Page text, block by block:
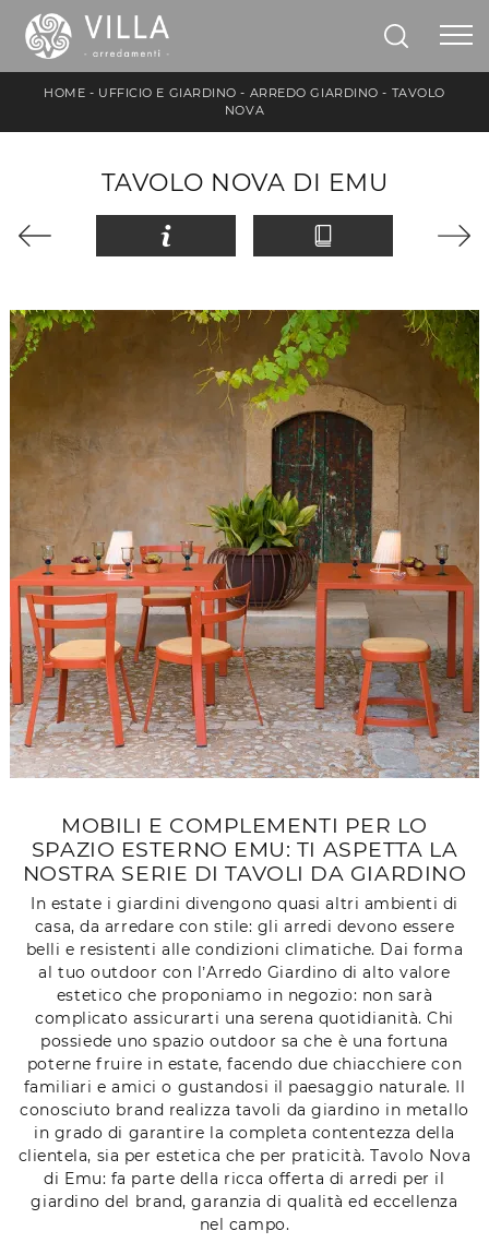
HOME - UFFICIO E GIARDINO - ARREDO GIARDINO - TAVOLO
NOVA
TAVOLO NOVA DI EMU
MOBILI E COMPLEMENTI PER LO
SPAZIO ESTERNO EMU: TI ASPETTA LA
NOSTRA SERIE DI TAVOLI DA GIARDINO
In estate i giardini divengono quasi altri ambienti di
casa, da arredare con stile: gli arredi devono essere
belli e resistenti alle condizioni climatiche. Dai forma
al tuo outdoor con l’Arredo Giardino di alto valore
estetico che proponiamo in negozio: non sarà
complicato assicurarti una serena quotidianità. Chi
possiede uno spazio outdoor sa che è una fortuna
poterne fruire in estate, facendo due chiacchiere con
familiari e amici o gustandosi il paesaggio naturale. Il
conosciuto brand realizza tavoli da giardino in metallo
in grado di garantire la completa contentezza della
clientela, sia per estetica che per praticità. Tavolo Nova
di Emu: fa parte della ricca offerta di arredi per il
giardino del brand, garanzia di qualità ed eccellenza
nel campo.